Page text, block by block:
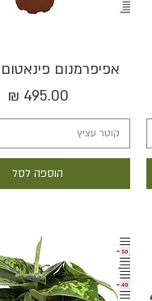
תצוגה מהירהאפיפרמנום
מחיר
קוטר עציץ
הוספה לסל